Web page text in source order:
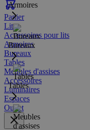
Panier
Armoires
Bureaux
Tables
Lits
Accessoires pour lits
Armoires
Bureaux
Tables
Meubles d'assises
Accessoires
Luminaires
Espaces
Outlet